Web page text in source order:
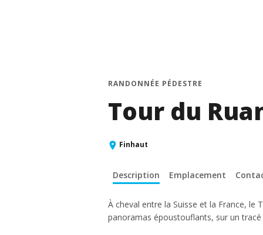
RANDONNÉE PÉDESTRE
Tour du
Finhaut
Description Emplacement
À cheval entre la Suisse et la France, le
panoramas époustouflants, sur un